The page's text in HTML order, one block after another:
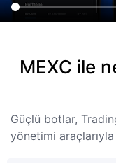
MEXC ile
Güçlü botlar,
yönetimi